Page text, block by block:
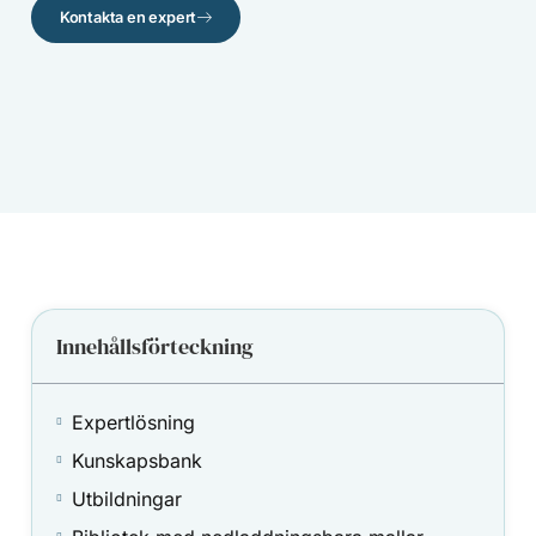
Kontakta en expert
Innehållsförteckning
Expertlösning
Kunskapsbank
Utbildningar